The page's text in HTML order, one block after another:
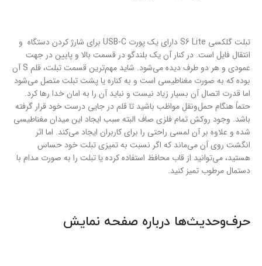
تبلت گلکسی S6 Lite دارای یک پورت USB-C برای شارژ کردن دستگاه و
انتقال فایل است. در کنار آن یک بلندگو در قسمت بالا و پایین در جهت
عمودی و هر دو طرف دیده می‌شود. شاید مهم‌ترین قسمت تبلت، قلم S آن
بوده که به صورت مغناطیسی است و به کناره یا پشت تبلت متصل می‌شود
اما قدرت اتصال آن بسیار زیاد نیست و نباید آن را به امان خدا رها کرد.
حتماً هنگام حمل‌ونقل مواظب باشید تا قلم در جایی درست خود قرار گرفته
باشد. وجود روکش تمام فلزی صاف البته سبب ایجاد این میدان مغناطیسی
شده و علاوه بر آن لمسی راحتی را برای کاربران ایجاد می‌کند. اما اثر
انگشت روی آن می‌ماند که اگر نسبت به تمیزی تبلت خود حساس
هستید، می‌توانید از قاب محافظ استفاده کرده یا تبلت را به صورت مدام با
دستمال مرطوب تمیز کنید.
حرف‌وحدیث‌ها درباره صفحه نمایش